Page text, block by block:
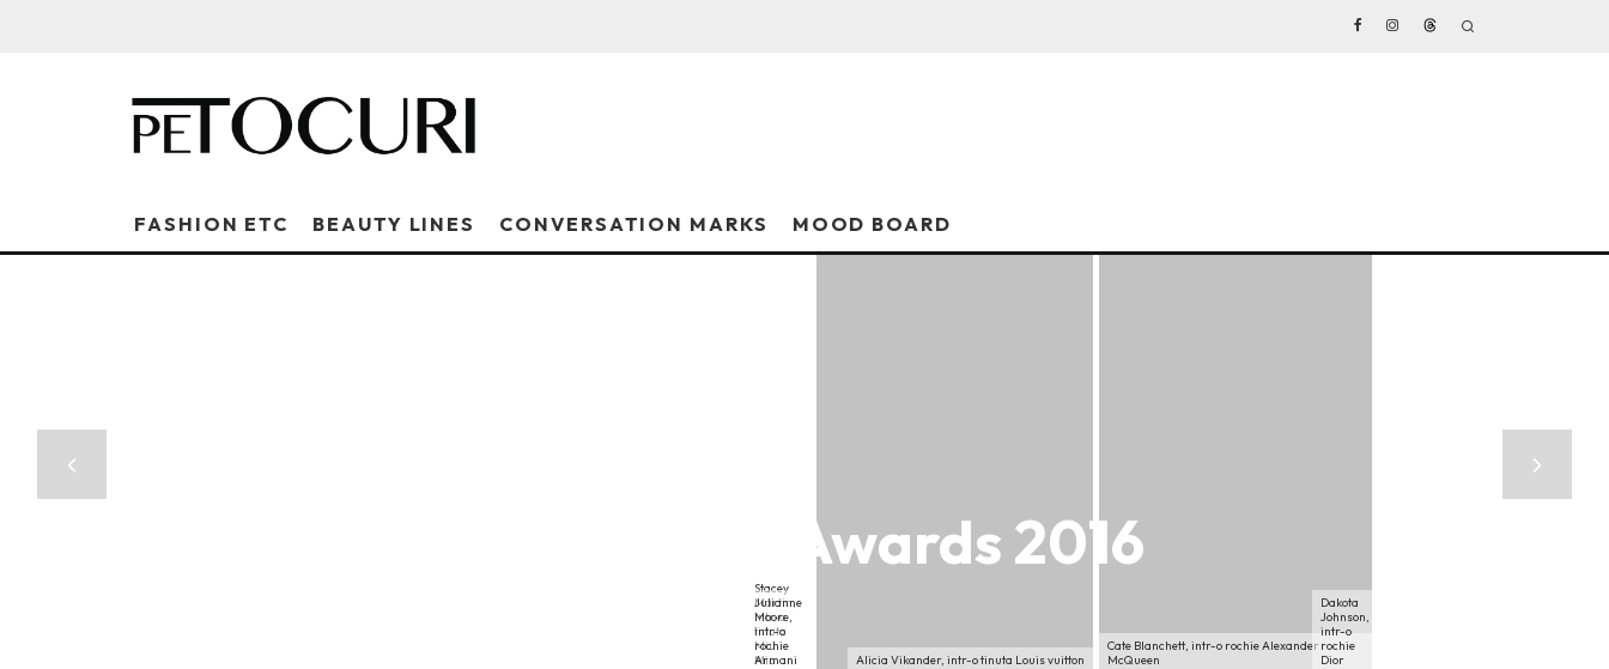
FASHION ETC BEAUTY LINES CONVERSATION MARKS MOOD BOARD
Stacey
Martin,
intr-o
tinuta
Miu
Miu
Julianne
Moore,
intr-o
rochie
Armani
Alicia Vikander, intr-o tinuta Louis vuitton
Cate Blanchett, intr-o rochie Alexander
McQueen
Dakota
Johnson,
intr-o
rochie
Dior
Best Dressed @ BAFTA Awards 2016